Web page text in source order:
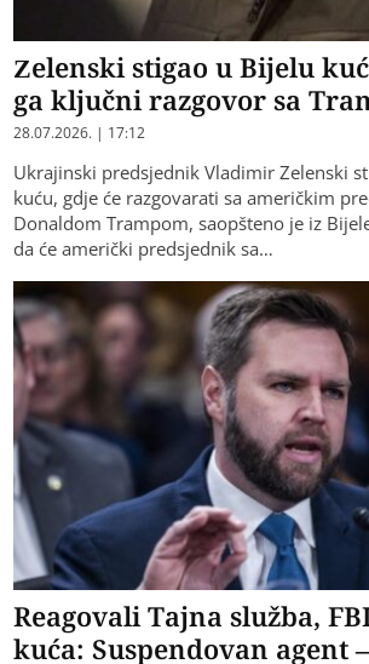
Zelenski stigao u Bijelu
ga ključni razgovor sa
28.07.2026. | 17:12
Ukrajinski predsjednik Vladimir Zelenski
kuću, gdje će razgovarati sa američkim
Donaldom Trampom, saopšteno je iz
da će američki predsjednik sa…
Reagovali Tajna služba,
kuća: Suspendovan agent